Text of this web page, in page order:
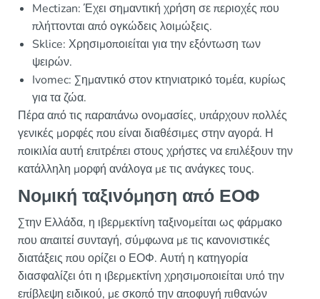
Mectizan: Έχει σημαντική χρήση σε περιοχές που
πλήττονται από ογκώδεις λοιμώξεις.
Sklice: Χρησιμοποιείται για την εξόντωση των
ψειρών.
Ivomec: Σημαντικό στον κτηνιατρικό τομέα, κυρίως
για τα ζώα.
Πέρα από τις παραπάνω ονομασίες, υπάρχουν πολλές
γενικές μορφές που είναι διαθέσιμες στην αγορά. Η
ποικιλία αυτή επιτρέπει στους χρήστες να επιλέξουν την
κατάλληλη μορφή ανάλογα με τις ανάγκες τους.
Νομική ταξινόμηση από ΕΟΦ
Στην Ελλάδα, η ιβερμεκτίνη ταξινομείται ως φάρμακο
που απαιτεί συνταγή, σύμφωνα με τις κανονιστικές
διατάξεις που ορίζει ο ΕΟΦ. Αυτή η κατηγορία
διασφαλίζει ότι η ιβερμεκτίνη χρησιμοποιείται υπό την
επίβλεψη ειδικού, με σκοπό την αποφυγή πιθανών